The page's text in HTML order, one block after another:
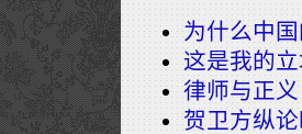
为什么中
这是我的
律师与正义
贺卫方纵